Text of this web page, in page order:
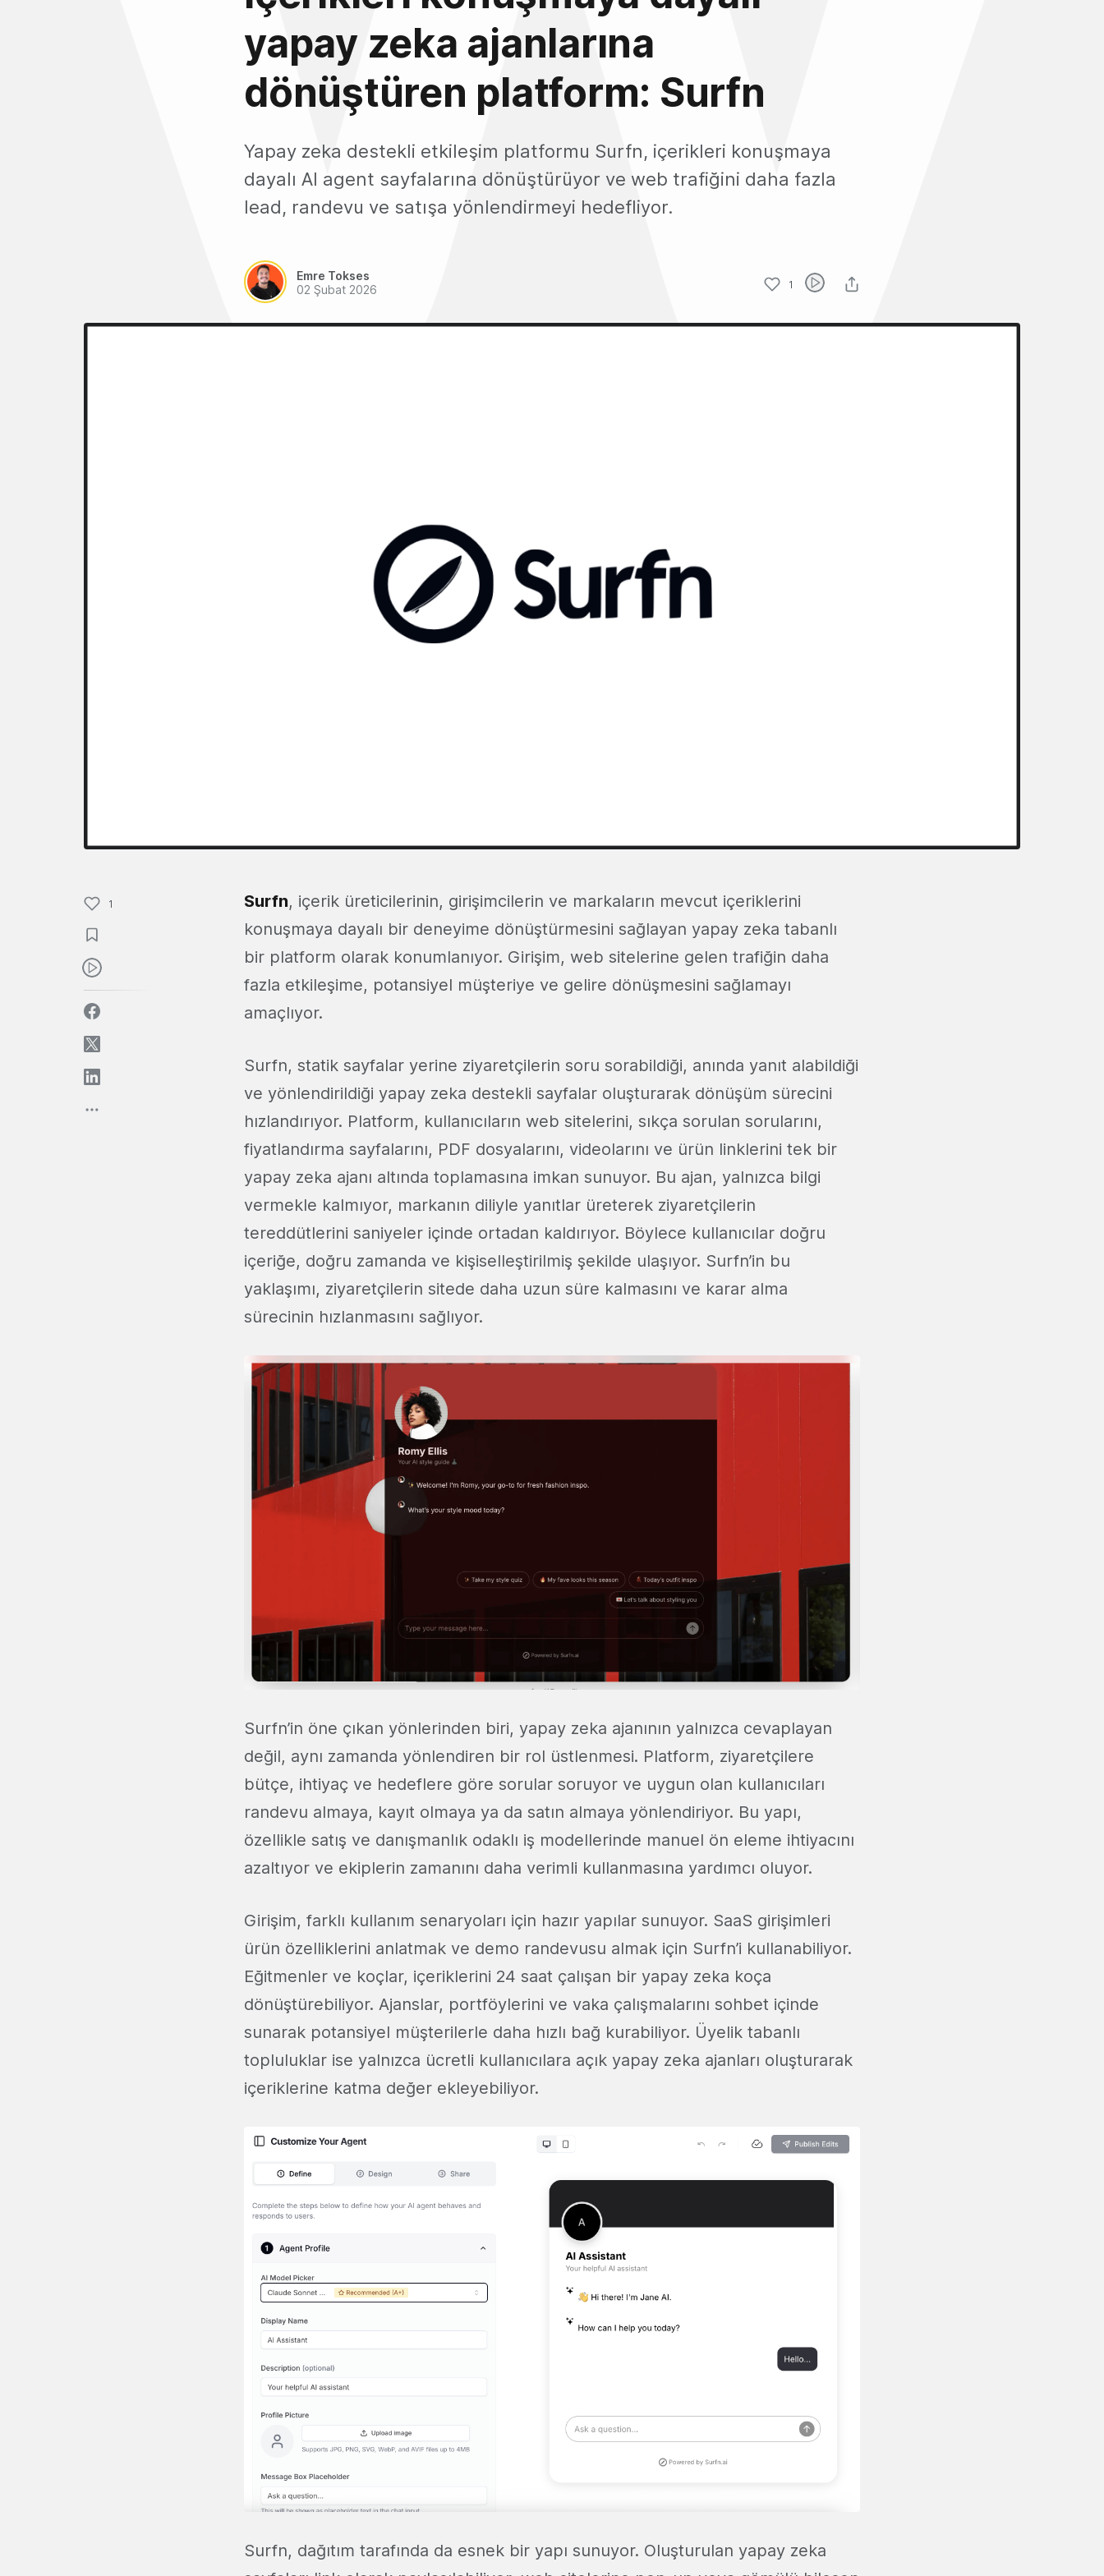
yapay zeka ajanlarına
dönüştüren platform: Surfn
Yapay zeka destekli etkileşim platformu Surfn, içerikleri konuşmaya
dayalı AI agent sayfalarına dönüştürüyor ve web trafiğini daha fazla
lead, randevu ve satışa yönlendirmeyi hedefliyor.
Emre Tokses
02 Şubat 2026
1
1 Surfn, içerik üreticilerinin, girişimcilerin ve markaların mevcut içeriklerini
konuşmaya dayalı bir deneyime dönüştürmesini sağlayan yapay zeka tabanlı
bir platform olarak konumlanıyor. Girişim, web sitelerine gelen trafiğin daha
fazla etkileşime, potansiyel müşteriye ve gelire dönüşmesini sağlamayı
amaçlıyor.
Surfn, statik sayfalar yerine ziyaretçilerin soru sorabildiği, anında yanıt alabildiği
ve yönlendirildiği yapay zeka destekli sayfalar oluşturarak dönüşüm sürecini
hızlandırıyor. Platform, kullanıcıların web sitelerini, sıkça sorulan sorularını,
fiyatlandırma sayfalarını, PDF dosyalarını, videolarını ve ürün linklerini tek bir
yapay zeka ajanı altında toplamasına imkan sunuyor. Bu ajan, yalnızca bilgi
vermekle kalmıyor, markanın diliyle yanıtlar üreterek ziyaretçilerin
tereddütlerini saniyeler içinde ortadan kaldırıyor. Böylece kullanıcılar doğru
içeriğe, doğru zamanda ve kişiselleştirilmiş şekilde ulaşıyor. Surfn’in bu
yaklaşımı, ziyaretçilerin sitede daha uzun süre kalmasını ve karar alma
sürecinin hızlanmasını sağlıyor.
Surfn’in öne çıkan yönlerinden biri, yapay zeka ajanının yalnızca cevaplayan
değil, aynı zamanda yönlendiren bir rol üstlenmesi. Platform, ziyaretçilere
bütçe, ihtiyaç ve hedeflere göre sorular soruyor ve uygun olan kullanıcıları
randevu almaya, kayıt olmaya ya da satın almaya yönlendiriyor. Bu yapı,
özellikle satış ve danışmanlık odaklı iş modellerinde manuel ön eleme ihtiyacını
azaltıyor ve ekiplerin zamanını daha verimli kullanmasına yardımcı oluyor.
Girişim, farklı kullanım senaryoları için hazır yapılar sunuyor. SaaS girişimleri
ürün özelliklerini anlatmak ve demo randevusu almak için Surfn’i kullanabiliyor.
Eğitmenler ve koçlar, içeriklerini 24 saat çalışan bir yapay zeka koça
dönüştürebiliyor. Ajanslar, portföylerini ve vaka çalışmalarını sohbet içinde
sunarak potansiyel müşterilerle daha hızlı bağ kurabiliyor. Üyelik tabanlı
topluluklar ise yalnızca ücretli kullanıcılara açık yapay zeka ajanları oluşturarak
içeriklerine katma değer ekleyebiliyor.
Surfn, dağıtım tarafında da esnek bir yapı sunuyor. Oluşturulan yapay zeka